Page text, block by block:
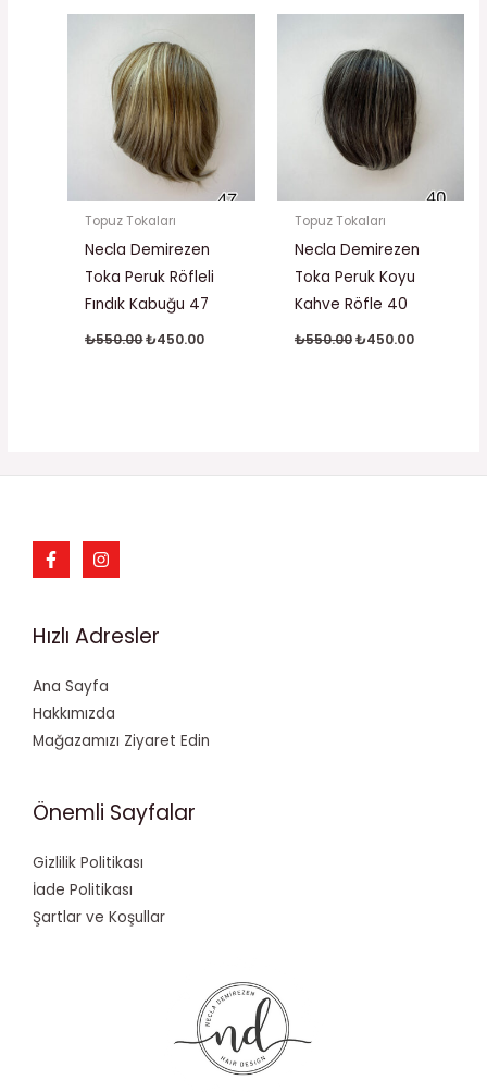
Topuz Tokaları
Necla Demirezen
Toka Peruk Röfleli
Fındık Kabuğu 47
₺550.00
fiyat:
₺550.00.
₺450.00
₺450.00.
Topuz Tokaları
Necla Demirezen
Toka Peruk Koyu
Kahve Röfle 40
₺550.00
₺550.00.
₺450.00
₺450.00.
Hızlı Adresler
Ana Sayfa
Hakkımızda
Mağazamızı Ziyaret Edin
Önemli Sayfalar
Gizlilik Politikası
İade Politikası
Şartlar ve Koşullar